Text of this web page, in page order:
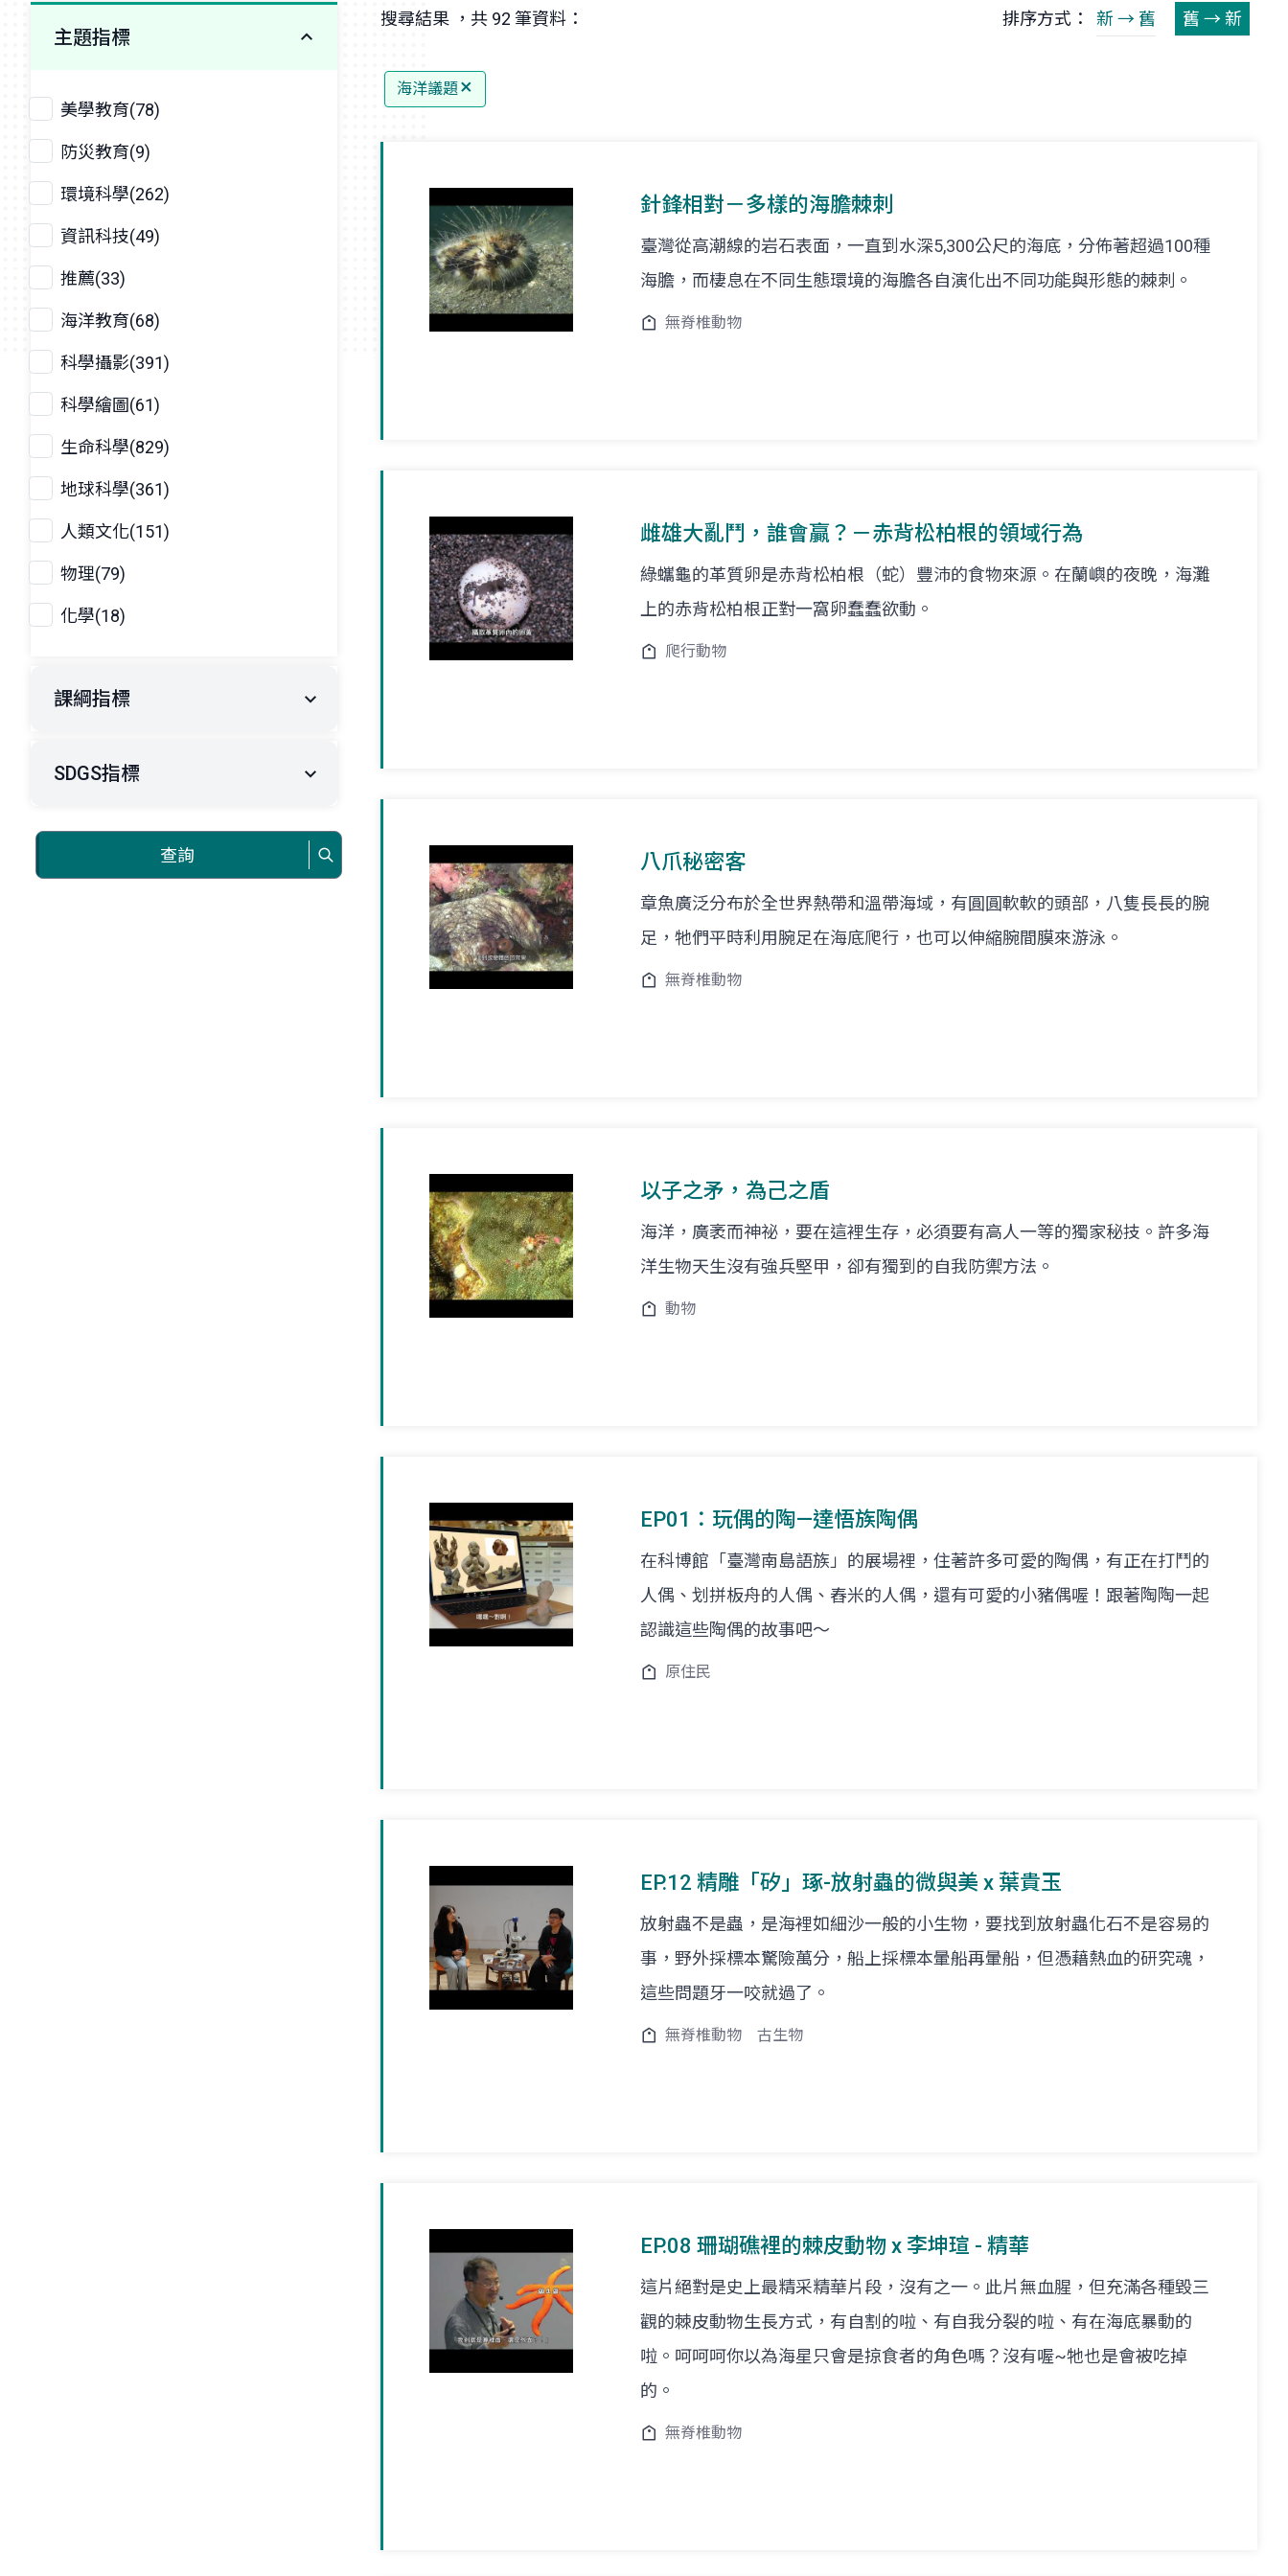
主題指標
美學教育(78)
防災教育(9)
環境科學(262)
資訊科技(49)
推薦(33)
海洋教育(68)
科學攝影(391)
科學繪圖(61)
生命科學(829)
地球科學(361)
人類文化(151)
物理(79)
化學(18)
課綱指標
SDGS指標
查詢
搜尋結果 ，共 92 筆資料： 排序方式： 新 → 舊 舊 → 新
海洋議題
針鋒相對－多樣的海膽棘刺
臺灣從高潮線的岩石表面，一直到水深5,300公尺的海底，分佈著超過100種
海膽，而棲息在不同生態環境的海膽各自演化出不同功能與形態的棘刺。
無脊椎動物
雌雄大亂鬥，誰會贏？－赤背松柏根的領域行為
綠蠵龜的革質卵是赤背松柏根（蛇）豐沛的食物來源。在蘭嶼的夜晚，海灘
上的赤背松柏根正對一窩卵蠢蠢欲動。
爬行動物
八爪秘密客
章魚廣泛分布於全世界熱帶和溫帶海域，有圓圓軟軟的頭部，八隻長長的腕
足，牠們平時利用腕足在海底爬行，也可以伸縮腕間膜來游泳。
無脊椎動物
以子之矛，為己之盾
海洋，廣袤而神祕，要在這裡生存，必須要有高人一等的獨家秘技。許多海
洋生物天生沒有強兵堅甲，卻有獨到的自我防禦方法。
動物
EP01：玩偶的陶—達悟族陶偶
在科博館「臺灣南島語族」的展場裡，住著許多可愛的陶偶，有正在打鬥的
人偶、划拼板舟的人偶、舂米的人偶，還有可愛的小豬偶喔！跟著陶陶一起
認識這些陶偶的故事吧～
原住民
EP.12 精雕「矽」琢-放射蟲的微與美 x 葉貴玉
放射蟲不是蟲，是海裡如細沙一般的小生物，要找到放射蟲化石不是容易的
事，野外採標本驚險萬分，船上採標本暈船再暈船，但憑藉熱血的研究魂，
這些問題牙一咬就過了。
無脊椎動物 古生物
EP.08 珊瑚礁裡的棘皮動物 x 李坤瑄 - 精華
這片絕對是史上最精采精華片段，沒有之一。此片無血腥，但充滿各種毀三
觀的棘皮動物生長方式，有自割的啦、有自我分裂的啦、有在海底暴動的
啦。呵呵呵你以為海星只會是掠食者的角色嗎？沒有喔~牠也是會被吃掉
的。
無脊椎動物